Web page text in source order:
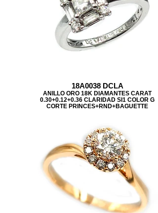
18A0038 DCLA
ANILLO ORO 18K DIAMANTES CARAT
0.30+0.12+0.36 CLARIDAD SI1 COLOR G
CORTE PRINCES+RND+BAGUETTE